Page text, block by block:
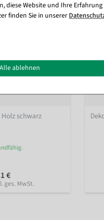
schwarz
€
ges. MwSt.
diese Website und Ihre Erfahrung
finden Sie in unserer
Alle ablehnen